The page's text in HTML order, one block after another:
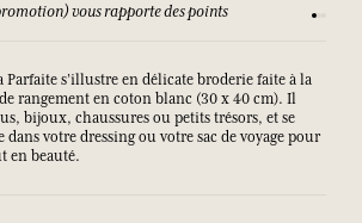
vous rapporte des points
s’illustre en délicate broderie faite à la
rangement en coton blanc (30 x 40 cm). Il
bijoux, chaussures ou petits trésors, et se
dans votre dressing ou votre sac de voyage pour
en beauté.